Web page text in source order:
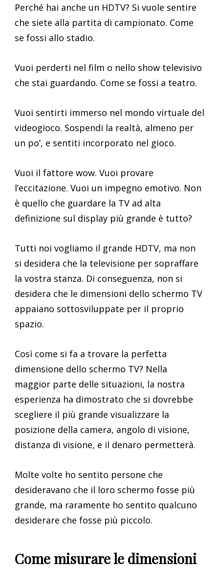
Perché hai anche un HDTV? Si vuole sentire
che siete alla partita di campionato. Come
se fossi allo stadio.
Vuoi perderti nel film o nello show televisivo
che stai guardando. Come se fossi a teatro.
Vuoi sentirti immerso nel mondo virtuale del
videogioco. Sospendi la realtà, almeno per
un po’, e sentiti incorporato nel gioco.
Vuoi il fattore wow. Vuoi provare
l’eccitazione. Vuoi un impegno emotivo. Non
è quello che guardare la TV ad alta
definizione sul display più grande è tutto?
Tutti noi vogliamo il grande HDTV, ma non
si desidera che la televisione per sopraffare
la vostra stanza. Di conseguenza, non si
desidera che le dimensioni dello schermo TV
appaiano sottosviluppate per il proprio
spazio.
Così come si fa a trovare la perfetta
dimensione dello schermo TV? Nella
maggior parte delle situazioni, la nostra
esperienza ha dimostrato che si dovrebbe
scegliere il più grande visualizzare la
posizione della camera, angolo di visione,
distanza di visione, e il denaro permetterà.
Molte volte ho sentito persone che
desideravano che il loro schermo fosse più
grande, ma raramente ho sentito qualcuno
desiderare che fosse più piccolo.
Come misurare le dimensioni